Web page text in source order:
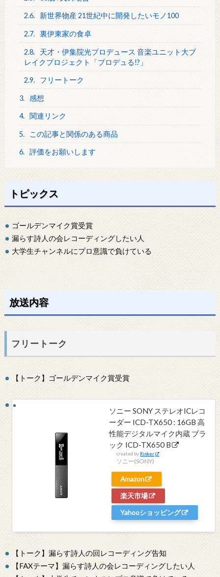
2.6. 新世界物産 21世紀中に開発したいモノ100
2.7. 裏伊東家の食卓
2.8.
天才・伊集院光プロデュース 音楽ユニット大ブ
レイクプロジェクト「プロデュる!?」
2.9. フリートーク
3. 感想
4. 関連リンク
5. この記事と関係のある商品
6. 評価をお願いします
トピックス
ゴールデンマイク賞受賞
漏らす詩人の会レコーディングしたい人
大学生チャンネルにプロ意識で負けている
放送内容
フリートーク
【トーク】ゴールデンマイク賞受賞
ソニー SONY ステレオICレコ
ーダー ICD-TX650 : 16GB 高
性能デジタルマイク内蔵 ブラ
ック ICD-TX650 B
created by Rinker
ソニー(SONY)
Amazon
楽天市場
Yahooショッピング
【トーク】漏らす詩人の回レコーディング告知
【FAXテーマ】漏らす詩人の会レコーディングしたい人